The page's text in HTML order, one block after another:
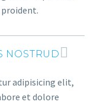
NOSTRUD
adipisicing elit,
et dolore